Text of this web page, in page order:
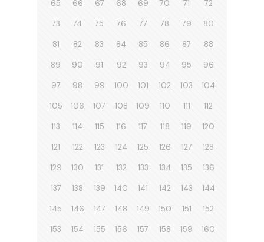
65 66 67 68 69 70 71 72
73 74 75 76 77 78 79 80
81 82 83 84 85 86 87 88
89 90 91 92 93 94 95 96
97 98 99 100 101 102 103 104
105 106 107 108 109 110 111 112
113 114 115 116 117 118 119 120
121 122 123 124 125 126 127 128
129 130 131 132 133 134 135 136
137 138 139 140 141 142 143 144
145 146 147 148 149 150 151 152
153 154 155 156 157 158 159 160